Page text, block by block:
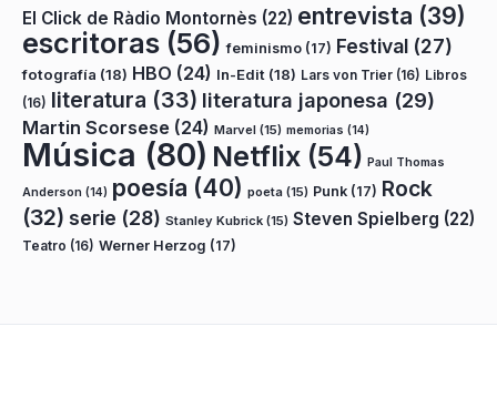
El Click de Ràdio Montornès (22) entrevista (39)
escritoras (56) feminismo (17) Festival (27)
fotografía (18) HBO (24) In-Edit (18) Lars von Trier (16) Libros
(16) literatura (33) literatura japonesa (29)
Martin Scorsese (24) Marvel (15) memorias (14)
Música (80) Netflix (54) Paul Thomas
Anderson (14) poesía (40) poeta (15) Punk (17) Rock
(32) serie (28) Stanley Kubrick (15) Steven Spielberg (22)
Teatro (16) Werner Herzog (17)